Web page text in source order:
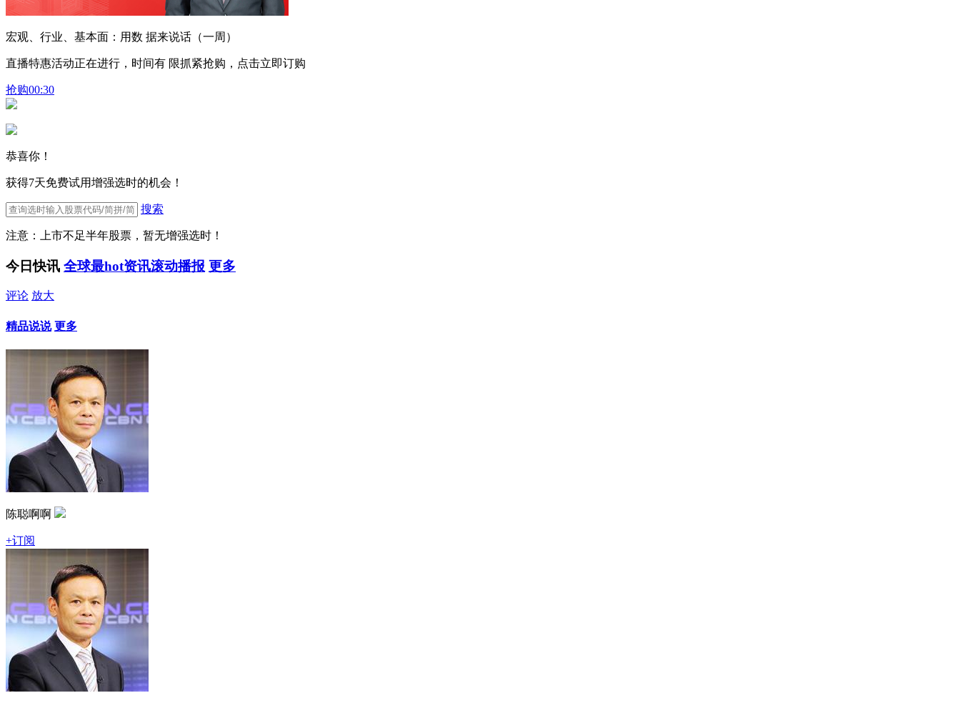
宏观、行业、基本面：用数 据来说话（一周）
直播特惠活动正在进行，时间有 限抓紧抢购，点击立即订购
抢购00:30
恭喜你！
获得7天免费试用增强选时的机会！
搜索
注意：上市不足半年股票，暂无增强选时！
今日快讯 全球最hot资讯滚动播报 更多
评论 放大
精品说说 更多
陈聪啊啊
+订阅